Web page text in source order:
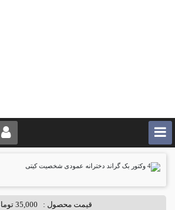
قیمت محصول : 35,000 تومان